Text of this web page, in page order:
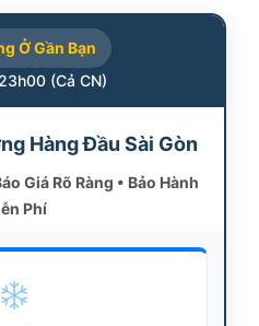
Ở Gần Bạn
(Cả CN)
Hàng Đầu Sài Gòn
Giá Rõ Ràng • Bảo Hành
Phí